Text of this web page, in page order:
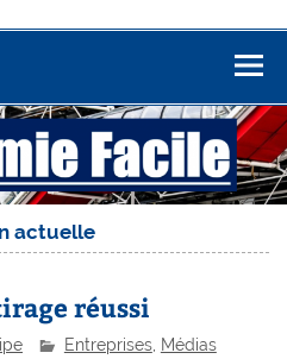
actuelle
réussi
Entreprises, Médias